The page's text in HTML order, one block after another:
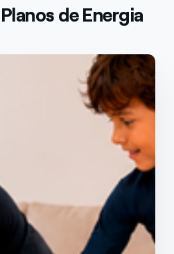
de Energia
& Gás